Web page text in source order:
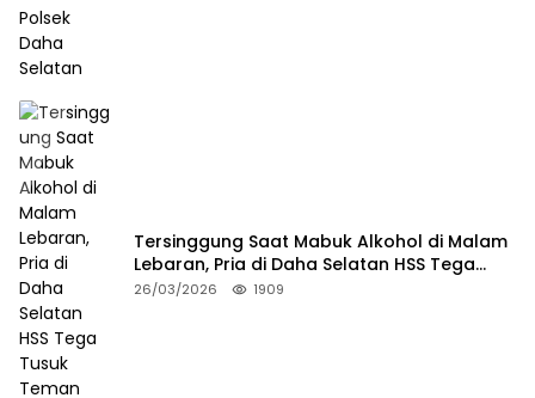
Tersinggung Saat Mabuk Alkohol di Malam
Lebaran, Pria di Daha Selatan HSS Tega
Tusuk Teman Sendiri
26/03/2026 1909